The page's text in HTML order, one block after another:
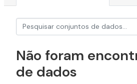
Não foram
de dados